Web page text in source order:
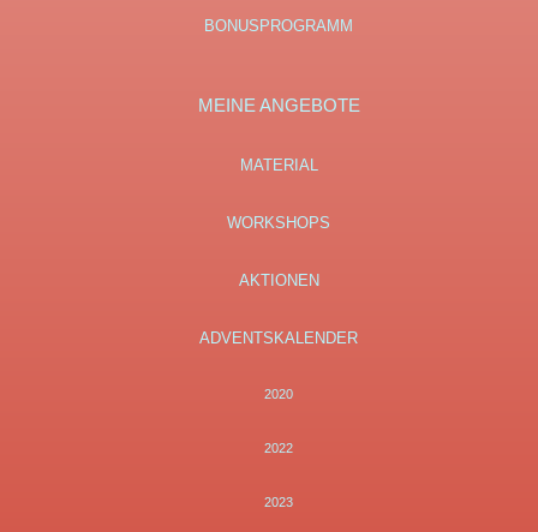
BONUSPROGRAMM
MEINE ANGEBOTE
MATERIAL
WORKSHOPS
AKTIONEN
ADVENTSKALENDER
2020
2022
2023